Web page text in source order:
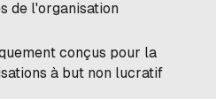
de l'organisation
conçus pour la
à but non lucratif